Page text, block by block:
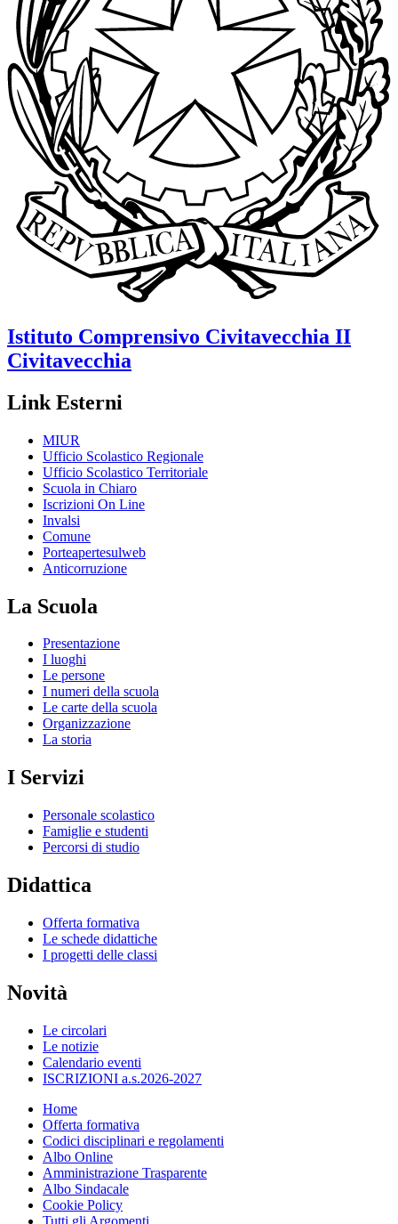
Istituto Comprensivo Civitavecchia II
Civitavecchia
Link Esterni
MIUR
Ufficio Scolastico Regionale
Ufficio Scolastico Territoriale
Scuola in Chiaro
Iscrizioni On Line
Invalsi
Comune
Porteapertesulweb
Anticorruzione
La Scuola
Presentazione
I luoghi
Le persone
I numeri della scuola
Le carte della scuola
Organizzazione
La storia
I Servizi
Personale scolastico
Famiglie e studenti
Percorsi di studio
Didattica
Offerta formativa
Le schede didattiche
I progetti delle classi
Novità
Le circolari
Le notizie
Calendario eventi
ISCRIZIONI a.s.2026-2027
Home
Offerta formativa
Codici disciplinari e regolamenti
Albo Online
Amministrazione Trasparente
Albo Sindacale
Cookie Policy
Tutti gli Argomenti